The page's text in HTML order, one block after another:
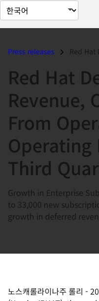
페
이
Press releases Red Hat
Red Hat
Revenue,
From
Operating
Third
Growth in Enterprise
to 33,000 new
growth in deferred
노스캐롤라이나주 롤리 -